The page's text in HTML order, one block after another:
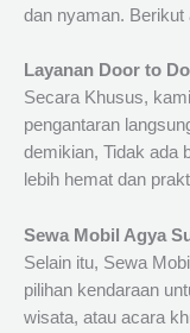
dan nyaman. Berikut
Layanan Door to
Secara Khusus,
pengantaran
demikian, Tidak ada
lebih hemat dan
Sewa Mobil Agya
Selain itu, Sewa
pilihan kendaraan
wisata, atau acara